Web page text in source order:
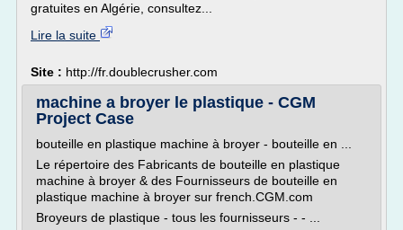
gratuites en Algérie, consultez...
Lire la suite
Site : http://fr.doublecrusher.com
machine a broyer le plastique - CGM
Project Case
bouteille en plastique machine à broyer - bouteille en ...
Le répertoire des Fabricants de bouteille en plastique
machine à broyer & des Fournisseurs de bouteille en
plastique machine à broyer sur french.CGM.com
Broyeurs de plastique - tous les fournisseurs - - ...